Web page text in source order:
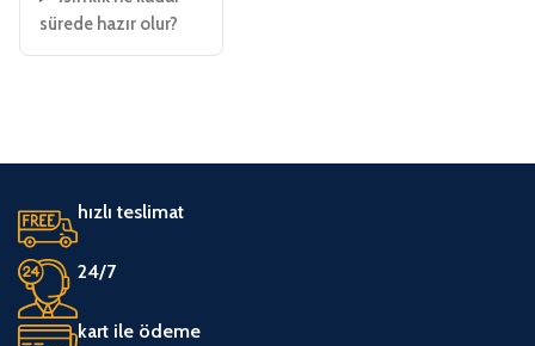
sürede hazır olur?
hızlı teslimat
24/7
kart ile ödeme